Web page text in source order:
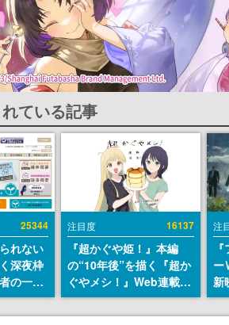
ている記事
25344
れない
深夜枠
の一部
法薬物
写も含
注目度 16137
『超かぐや姫！』本編
の“10年後”を描く『超か
ぐやメシ！』Web連載決
定。新たなWebマンガレ
ーベル「ビビビコミッ
注
ー
新
公
ク